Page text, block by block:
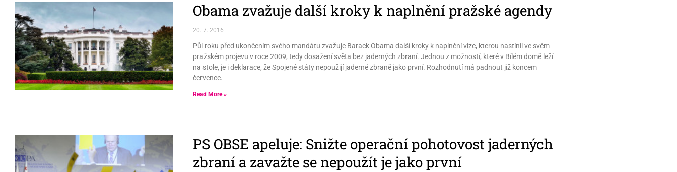
Obama zvažuje další kroky k naplnění pražské agendy
20. 7. 2016
Půl roku před ukončením svého mandátu zvažuje Barack Obama další kroky k naplnění vize, kterou nastínil ve svém
pražském projevu v roce 2009, tedy dosažení světa bez jaderných zbraní. Jednou z možností, které v Bílém domě leží
na stole, je i deklarace, že Spojené státy nepoužijí jaderné zbraně jako první. Rozhodnutí má padnout již koncem
července.
Read More »
PS OBSE apeluje: Snižte operační pohotovost jaderných
zbraní a zavažte se nepoužít je jako první